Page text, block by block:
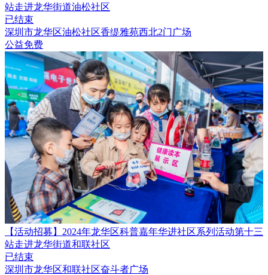
站走进龙华街道油松社区
已结束
深圳市龙华区油松社区香缇雅苑西北2门广场
公益免费
【活动招募】2024年龙华区科普嘉年华进社区系列活动第十三
站走进龙华街道和联社区
已结束
深圳市龙华区和联社区奋斗者广场